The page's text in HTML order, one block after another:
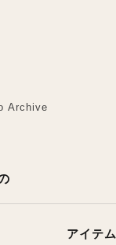
Archive
アイテ